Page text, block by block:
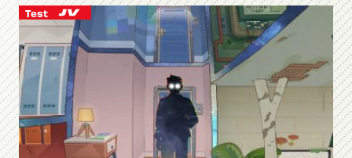
Test